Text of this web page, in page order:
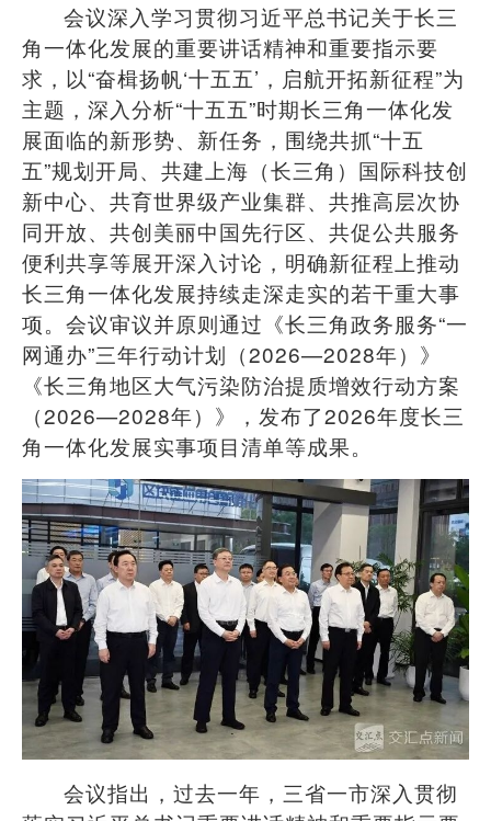
会议深入学习贯彻习近平总书记关于长三
角一体化发展的重要讲话精神和重要指示要
求，以“奋楫扬帆‘十五五’ ，启航开拓新征程”为
主题，深入分析“十五五”时期长三角一体化发
展面临的新形势、新任务，围绕共抓“十五
五”规划开局、共建上海（长三角）国际科技创
新中心、共育世界级产业集群、共推高层次协
同开放、共创美丽中国先行区、共促公共服务
便利共享等展开深入讨论，明确新征程上推动
长三角一体化发展持续走深走实的若干重大事
项。会议审议并原则通过《长三角政务服务“一
网通办”三年行动计划（2026—2028年）》
《长三角地区大气污染防治提质增效行动方案
（2026—2028年）》，发布了2026年度长三
角一体化发展实事项目清单等成果。
会议指出，过去一年，三省一市深入贯彻